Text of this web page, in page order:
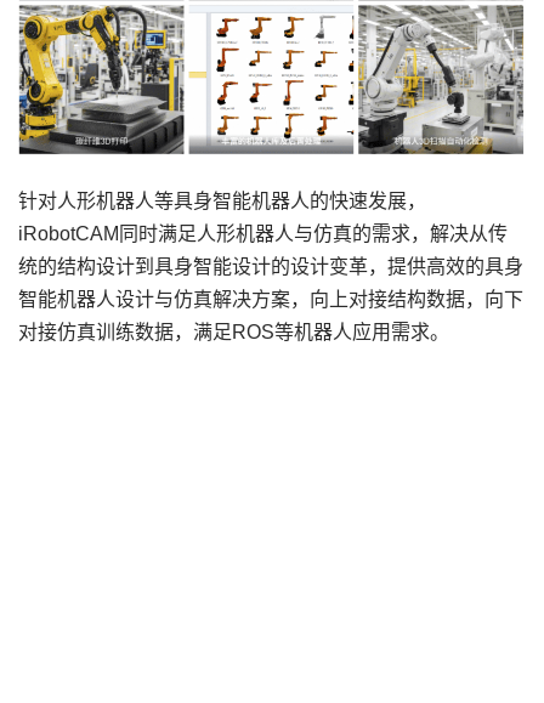
针对人形机器人等具身智能机器人的快速发展，
iRobotCAM同时满足人形机器人与仿真的需求，解决从传
统的结构设计到具身智能设计的设计变革，提供高效的具身
智能机器人设计与仿真解决方案，向上对接结构数据，向下
对接仿真训练数据，满足ROS等机器人应用需求。